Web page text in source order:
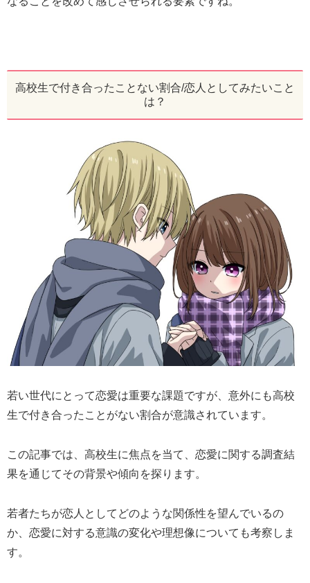
高校生で付き合ったことない割合/恋人としてみたいこと
は？
若い世代にとって恋愛は重要な課題ですが、意外にも高校
生で付き合ったことがない割合が意識されています。
この記事では、高校生に焦点を当て、恋愛に関する調査結
果を通じてその背景や傾向を探ります。
若者たちが恋人としてどのような関係性を望んでいるの
か、恋愛に対する意識の変化や理想像についても考察しま
す。